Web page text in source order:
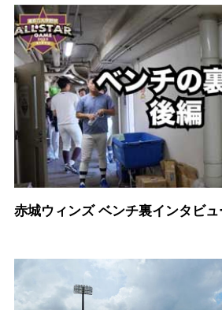
赤城ウィンズ ベンチ裏インタビュ